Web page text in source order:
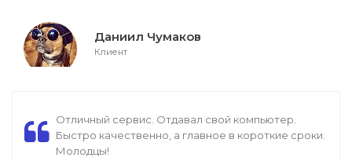
Даниил Чумаков
Клиент
Отличный сервис. Отдавал свой компьютер.
Быстро качественно, а главное в короткие сроки.
Молодцы!